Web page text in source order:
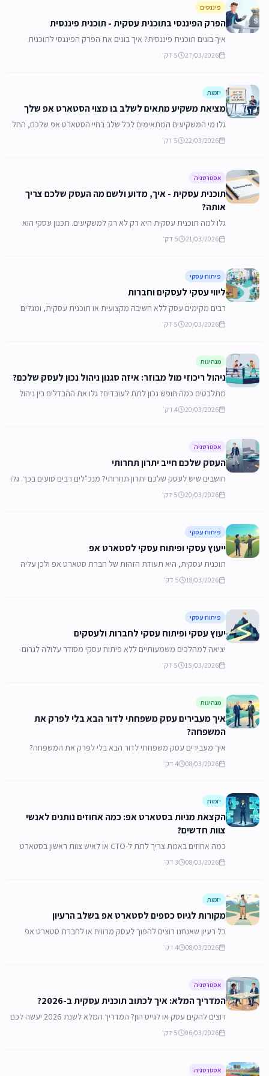
פיננסים
הפרק הפיננסי בתוכנית עסקית - תוכנית פיננסית
איך בונים תוכנית פיננסית? איך בונים את הפרק הפיננסי לתוכנית
עסקית? כל השלבים, הדגשים והכלים המקצועיים לבניית תוכנית27/03/2026
5 דק׳
יזמות
מציאת משקיע מתאים לשלב בו מצוי הסטארט אפ שלך
גלו מי המשקיעים המתאימים לכל שלב בחיי הסטארט אפ שלכם, החל
22/03/2026
5 דק׳
אסטרטגיה
תוכנית עסקית - איך, מדוע ולשם מה העסק שלכם צריך
אותה?
גלו למה תוכנית עסקית היא רק לא רק למשקיעים. תכנון עסקי הוא
חובה במציאות, אילו פרקים חובה לכלול, ולמה התהליך חשוב לא
21/03/2026
5 דק׳
פיתוח עסקי
ליווי עסקי לעסקים וחברות
רבים מקימים עסק ללא חשיבה מקצועית או תוכנית עסקית, ומגלים
את הטעויות רק כשהכסף אוזל. מהן הבעיות הנפוצות בניהול עצמאי?
20/03/2026
5 דק׳
מנהיגות
ניהול ריכוזי מול מבוזר: איזה סגנון ניהול נכון לעסק שלכם?
מתלבטים כמה חופש נכון לתת לעובדים? גלו את ההבדלים בין ניהול
ריכוזי לניהול מבוזר, ואיך לשלב ביניהם כדי להוביל את העסק או
20/03/2026
4 דק׳
אסטרטגיה
העסק שלכם חייב יתרון תחרותי
חושבים שיש לעסק שלכם יתרון תחרותי? מנכ"לים רבים טועים בכך. גלו
איך לזהות מתחרים, להגדיר יתרון אמיתי (מחיר, שירות או איכות)
20/03/2026
5 דק׳
פיתוח עסקי
ייעוץ עסקי ופיתוח עסקי לסטארט אפ
תוכנית עסקית, היא תעודת הזהות של חברת סטארט אפ ולכן עליה
להציג תהליך עסקי מקצועי שנבנה לאחר תהליך פיתוח עסקי רציני,
18/03/2026
5 דק׳
פיתוח עסקי
יעוץ עסקי ופיתוח עסקי לחברות ולעסקים
יציאה למהלכים משמעותיים ללא פיתוח עסקי מסודר עלולה לגרום
להפסדים. קראו כיצד ליווי של יועץ עסקי מקצועי יבטיח יתרון תחרותי
15/03/2026
5 דק׳
מנהיגות
איך מעבירים עסק משפחתי לדור הבא בלי לפרק את
המשפחה?
איך מעבירים עסק משפחתי לדור הבא בלי לפרק את המשפחה?
מדריך חובה למייסדים וליורשים: התמודדות עם אגו, שחרור שליטה,
08/03/2026
4 דק׳
יזמות
הקצאת מניות בסטארט אפ: כמה אחוזים נותנים לאנשי
צוות חדשים?
כמה אחוזים באמת צריך לתת ל-CTO או לאיש צוות ראשון בסטארט
אפ? איך מקצים מניות? חלוקת אופציות לפי אבני דרך, וטעויות נפוצות
08/03/2026
3 דק׳
יזמות
מקורות לגיוס כספים לסטארט אפ בשלב הרעיון
כל רעיון שאנחנו רוצים להפוך לעסק מרוויח או לחברת סטארט אפ
מצליחה מחייב אותנו להשקיע מעט (יחסית) כסף. איך אפשר לגייס
08/03/2026
4 דק׳
אסטרטגיה
המדריך המלא: איך לכתוב תוכנית עסקית ב-2026?
רוצים להקים עסק או לגייס הון? המדריך המלא לשנת 2026 יעשה לכם
סדר: איך לכתוב תוכנית עסקית מנצחת, שלב אחרי שלב, כולל
06/03/2026
5 דק׳
אסטרטגיה